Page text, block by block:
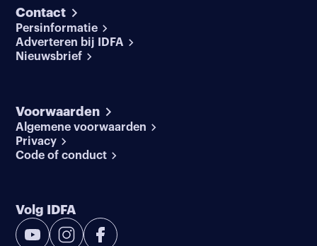
Contact
Persinformatie
Adverteren bij IDFA
Nieuwsbrief
Voorwaarden
Algemene voorwaarden
Privacy
Code of conduct
Volg IDFA